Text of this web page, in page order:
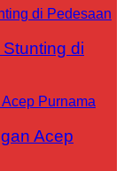
di
Acep